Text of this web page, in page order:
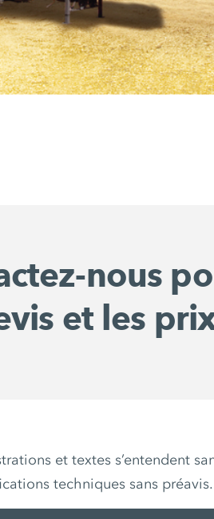
nous
et les
et textes s’entendent
techniques sans